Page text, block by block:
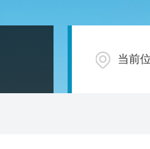
当前